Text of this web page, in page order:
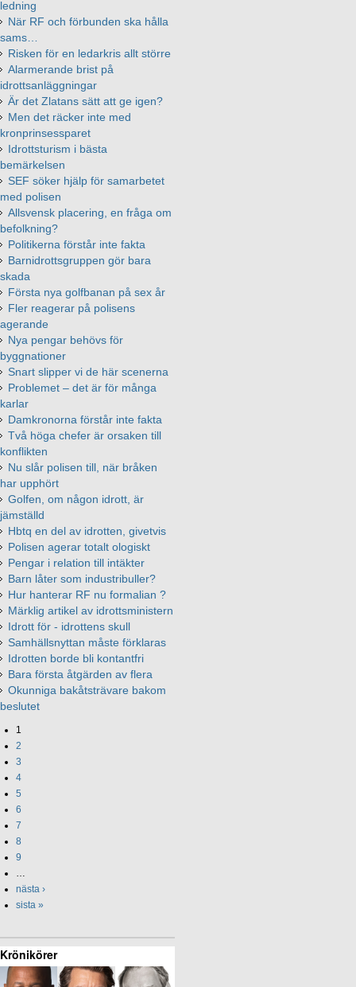
ledning
När RF och förbunden ska hålla
sams…
Risken för en ledarkris allt större
Alarmerande brist på
idrottsanläggningar
Är det Zlatans sätt att ge igen?
Men det räcker inte med
kronprinsessparet
Idrottsturism i bästa
bemärkelsen
SEF söker hjälp för samarbetet
med polisen
Allsvensk placering, en fråga om
befolkning?
Politikerna förstår inte fakta
Barnidrottsgruppen gör bara
skada
Första nya golfbanan på sex år
Fler reagerar på polisens
agerande
Nya pengar behövs för
byggnationer
Snart slipper vi de här scenerna
Problemet – det är för många
karlar
Damkronorna förstår inte fakta
Två höga chefer är orsaken till
konflikten
Nu slår polisen till, när bråken
har upphört
Golfen, om någon idrott, är
jämställd
Hbtq en del av idrotten, givetvis
Polisen agerar totalt ologiskt
Pengar i relation till intäkter
Barn låter som industribuller?
Hur hanterar RF nu formalian ?
Märklig artikel av idrottsministern
Idrott för - idrottens skull
Samhällsnyttan måste förklaras
Idrotten borde bli kontantfri
Bara första åtgärden av flera
Okunniga bakåtsträvare bakom
beslutet
1
2
3
4
5
6
7
8
9
…
nästa ›
sista »
Krönikörer